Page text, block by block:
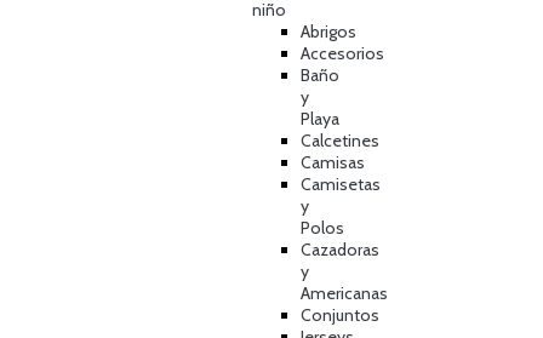
niño
Abrigos
Accesorios
Baño
y
Playa
Calcetines
Camisas
Camisetas
y
Polos
Cazadoras
y
Americanas
Conjuntos